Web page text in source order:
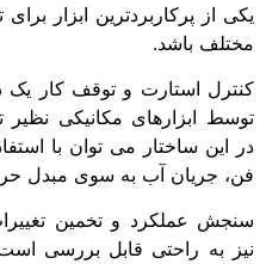
یکی از پرکاربردترین ابزار
مختلف باشد.
کنترل استارت و توقف کار یک
توسط ابزارهای مکانیکی
در این ساختار می توان با
فن، جریان آب به سوی مبدل
سنجش عملکرد و تخمین
نیز به راحتی قابل بررسی